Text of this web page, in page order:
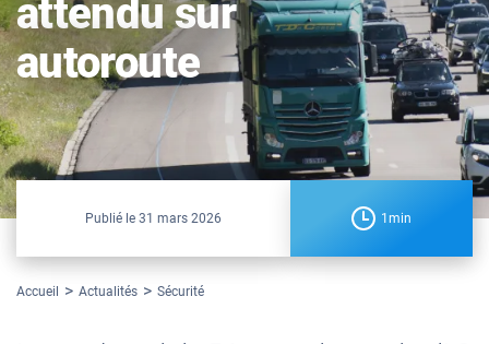
attendu sur
autoroute
Publié le 31 mars 2026 1min
Accueil Actualités Sécurité